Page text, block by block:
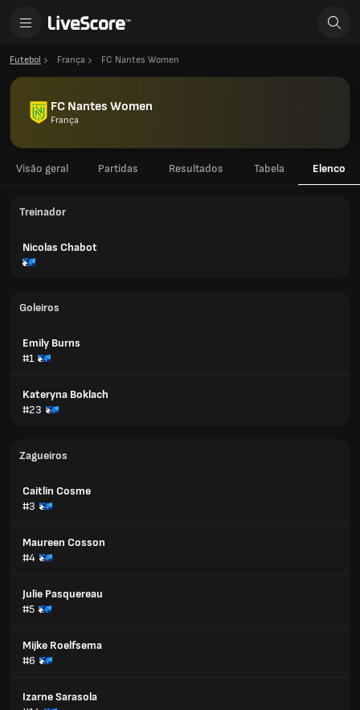
Futebol França FC Nantes Women
FC Nantes Women
França
Visão geral Partidas Resultados Tabela Elenco
Treinador
Nicolas Chabot
Goleiros
Emily Burns
#1
Kateryna Boklach
#23
Zagueiros
Caitlin Cosme
#3
Maureen Cosson
#4
Julie Pasquereau
#5
Mijke Roelfsema
#6
Izarne Sarasola